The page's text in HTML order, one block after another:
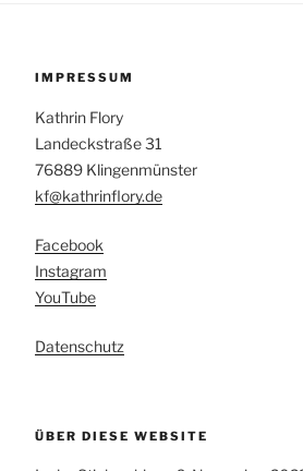
IMPRESSUM
Kathrin Flory
Landeckstraße 31
76889 Klingenmünster
kf@kathrinflory.de
Facebook
Instagram
YouTube
Datenschutz
ÜBER DIESE WEBSITE